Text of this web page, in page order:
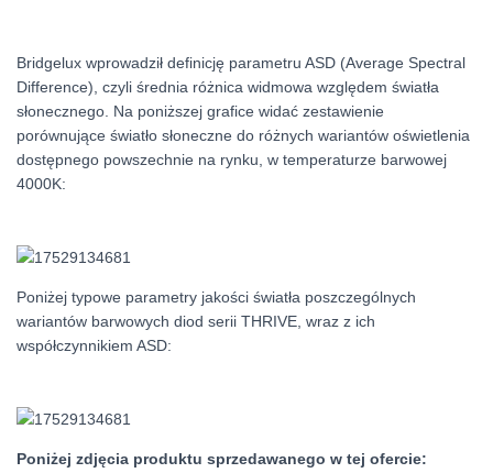
Bridgelux wprowadził definicję parametru ASD (Average Spectral
Difference), czyli średnia różnica widmowa względem światła
słonecznego. Na poniższej grafice widać zestawienie
porównujące światło słoneczne do różnych wariantów oświetlenia
dostępnego powszechnie na rynku, w temperaturze barwowej
4000K:
Poniżej typowe parametry jakości światła poszczególnych
wariantów barwowych diod serii THRIVE, wraz z ich
współczynnikiem ASD:
Poniżej zdjęcia produktu sprzedawanego w tej ofercie: